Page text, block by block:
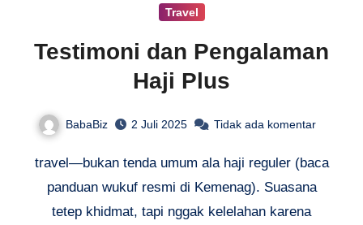
Travel
Testimoni dan Pengalaman
Haji Plus
BabaBiz 2 Juli 2025 Tidak ada komentar
travel—bukan tenda umum ala haji reguler (baca
panduan wukuf resmi di Kemenag). Suasana
tetep khidmat, tapi nggak kelelahan karena